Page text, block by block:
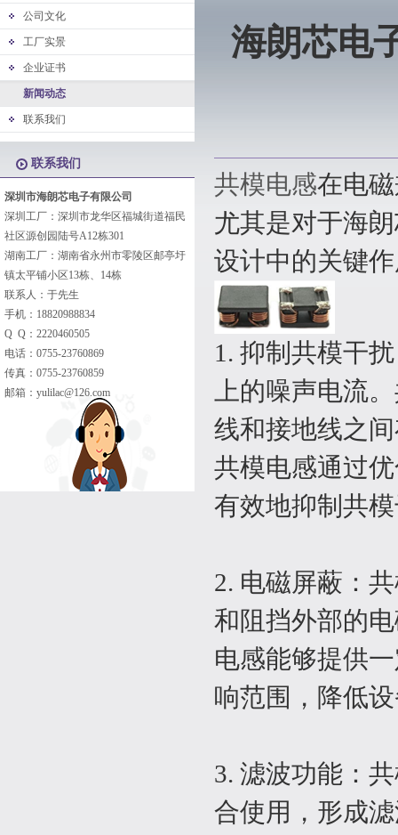
公司文化
工厂实景
企业证书
新闻动态
联系我们
联系我们
深圳市海朗芯电子有限公司
深圳工厂：深圳市龙华区福城街道福民
社区源创园陆号A12栋301
湖南工厂：湖南省永州市零陵区邮亭圩
镇太平铺小区13栋、14栋
联系人：于先生
手机：18820988834
Q Q：2220460505
电话：0755-23760869
传真：0755-23760859
邮箱： yulilac@126.com
海朗芯电
共模电感在电
尤其是对于海
设计中的关键
1. 抑制共模干
上的噪声电流
线和接地线之
共模电感通过
有效地抑制共
2. 电磁屏蔽：
和阻挡外部的
电感能够提供
响范围，降低
3. 滤波功能：
合使用，形成